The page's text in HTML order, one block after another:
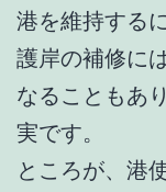
港を維持する
護岸の補修に
なることもあ
実です。
ところが、港